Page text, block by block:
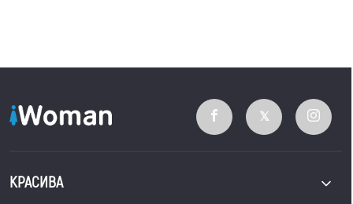
КРАСИВА